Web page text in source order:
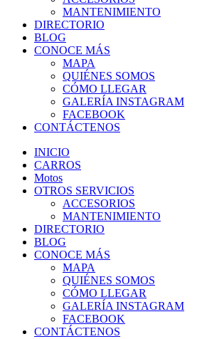
MANTENIMIENTO
DIRECTORIO
BLOG
CONOCE MÁS
MAPA
QUIÉNES SOMOS
CÓMO LLEGAR
GALERÍA INSTAGRAM
FACEBOOK
CONTÁCTENOS
INICIO
CARROS
Motos
OTROS SERVICIOS
ACCESORIOS
MANTENIMIENTO
DIRECTORIO
BLOG
CONOCE MÁS
MAPA
QUIÉNES SOMOS
CÓMO LLEGAR
GALERÍA INSTAGRAM
FACEBOOK
CONTÁCTENOS